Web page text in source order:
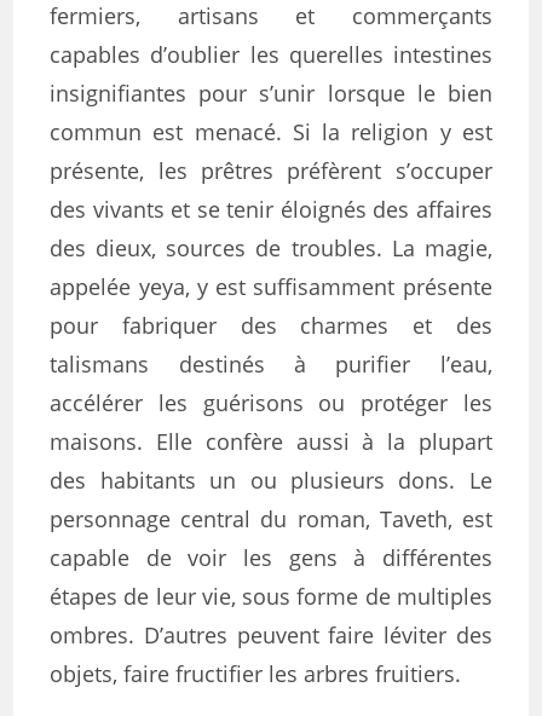
fermiers, artisans et commerçants
capables d’oublier les querelles intestines
insignifiantes pour s’unir lorsque le bien
commun est menacé. Si la religion y est
présente, les prêtres préfèrent s’occuper
des vivants et se tenir éloignés des affaires
des dieux, sources de troubles. La magie,
appelée yeya, y est suffisamment présente
pour fabriquer des charmes et des
talismans destinés à purifier l’eau,
accélérer les guérisons ou protéger les
maisons. Elle confère aussi à la plupart
des habitants un ou plusieurs dons. Le
personnage central du roman, Taveth, est
capable de voir les gens à différentes
étapes de leur vie, sous forme de multiples
ombres. D’autres peuvent faire léviter des
objets, faire fructifier les arbres fruitiers.